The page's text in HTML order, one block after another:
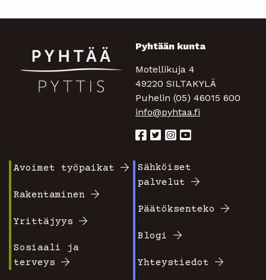
Pyhtään kunta
Motellikuja 4
49220 SILTAKYLÄ
Puhelin (05) 46015 600
info@pyhtaa.fi
valikko
1
Avoimet työpaikat
Rakentaminen
Yrittäjyys
Sosiaali ja
terveys
Footer
2
Sähköiset
palvelut
Päätöksenteko
Blogi
Yhteystiedot